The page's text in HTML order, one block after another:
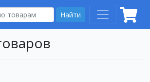
Найти